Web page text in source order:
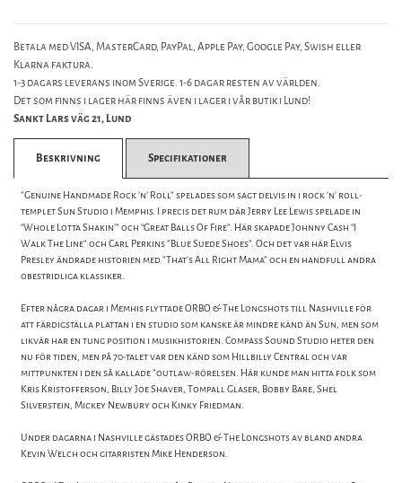
Betala med VISA, MasterCard, PayPal, Apple Pay, Google Pay, Swish eller
Klarna faktura.
1-3 dagars leverans inom Sverige. 1-6 dagar resten av världen.
Det som finns i lager här finns även i lager i vår butik i Lund!
Sankt Lars väg 21, Lund
Beskrivning Specifikationer
”Genuine Handmade Rock ’n’ Roll” spelades som sagt delvis in i rock ‘n’ roll-
templet Sun Studio i Memphis. I precis det rum där Jerry Lee Lewis spelade in
“Whole Lotta Shakin’” och “Great Balls Of Fire”. Här skapade Johnny Cash “I
Walk The Line” och Carl Perkins ”Blue Suede Shoes”. Och det var här Elvis
Presley ändrade historien med ”That’s All Right Mama” och en handfull andra
obestridliga klassiker.
Efter några dagar i Memhis flyttade ORBO & The Longshots till Nashville för
att färdigställa plattan i en studio som kanske är mindre känd än Sun, men som
likvär har en tung position i musikhistorien. Compass Sound Studio heter den
nu för tiden, men på 70-talet var den känd som Hillbilly Central och var
mittpunkten i den så kallade ”outlaw-rörelsen. Här kunde man hitta folk som
Kris Kristofferson, Billy Joe Shaver, Tompall Glaser, Bobby Bare, Shel
Silverstein, Mickey Newbury och Kinky Friedman.
Under dagarna i Nashville gästades ORBO & The Longshots av bland andra
Kevin Welch och gitarristen Mike Henderson.